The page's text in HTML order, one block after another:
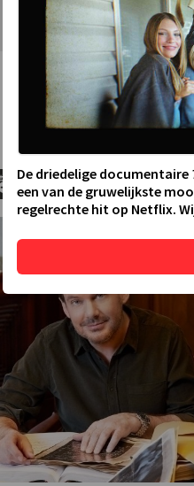
TOEVOEGEN AAN AGENDA DELEN
De driedelige documentaire
een van de gruwelijkste
regelrechte hit op Netflix.